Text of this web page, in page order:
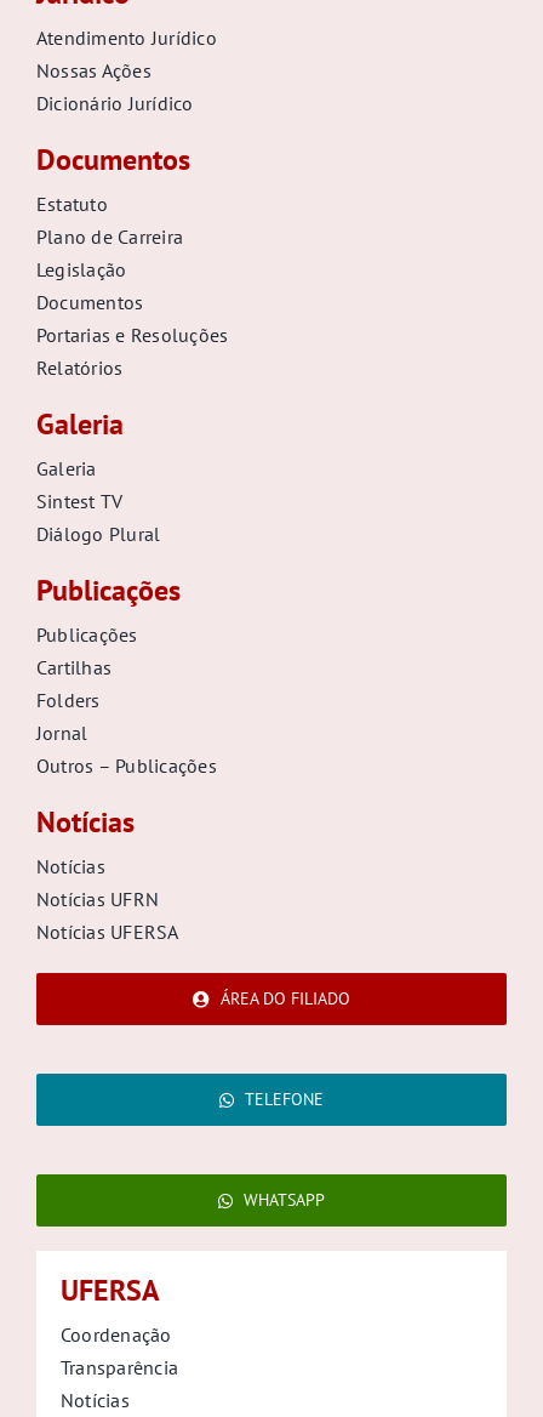
Atendimento Jurídico
Nossas Ações
Dicionário Jurídico
Documentos
Estatuto
Plano de Carreira
Legislação
Documentos
Portarias e Resoluções
Relatórios
Galeria
Galeria
Sintest TV
Diálogo Plural
Publicações
Publicações
Cartilhas
Folders
Jornal
Outros – Publicações
Notícias
Notícias
Notícias UFRN
Notícias UFERSA
ÁREA DO FILIADO
TELEFONE
WHATSAPP
UFERSA
Coordenação
Transparência
Notícias